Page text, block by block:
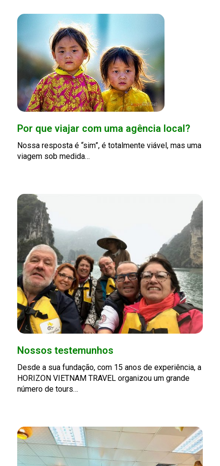
Por que viajar com uma agência local?
Nossa resposta é “sim”, é totalmente viável, mas uma
viagem sob medida…
Nossos testemunhos
Desde a sua fundação, com 15 anos de experiência, a
HORIZON VIETNAM TRAVEL organizou um grande
número de tours…